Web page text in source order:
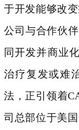
于开发能够改
公司与合作伙伴
同开发并商业
治疗复发或难
法，正引领着
司总部位于美